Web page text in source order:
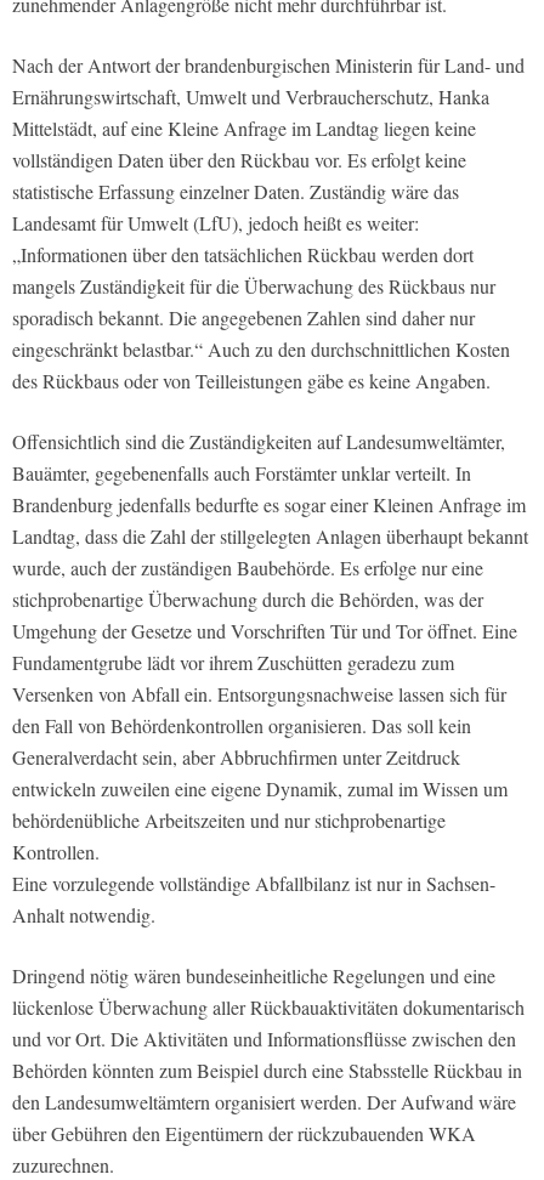
Nach der Antwort der brandenburgischen Ministerin für Land- und
Ernährungswirtschaft, Umwelt und Verbraucherschutz, Hanka
Mittelstädt, auf eine Kleine Anfrage im Landtag liegen keine
vollständigen Daten über den Rückbau vor. Es erfolgt keine
statistische Erfassung einzelner Daten. Zuständig wäre das
Landesamt für Umwelt (LfU), jedoch heißt es weiter:
„Informationen über den tatsächlichen Rückbau werden dort
mangels Zuständigkeit für die Überwachung des Rückbaus nur
sporadisch bekannt. Die angegebenen Zahlen sind daher nur
eingeschränkt belastbar.“ Auch zu den durchschnittlichen Kosten
des Rückbaus oder von Teilleistungen gäbe es keine Angaben.
Offensichtlich sind die Zuständigkeiten auf Landesumweltämter,
Bauämter, gegebenenfalls auch Forstämter unklar verteilt. In
Brandenburg jedenfalls bedurfte es sogar einer Kleinen Anfrage im
Landtag, dass die Zahl der stillgelegten Anlagen überhaupt bekannt
wurde, auch der zuständigen Baubehörde. Es erfolge nur eine
stichprobenartige Überwachung durch die Behörden, was der
Umgehung der Gesetze und Vorschriften Tür und Tor öffnet. Eine
Fundamentgrube lädt vor ihrem Zuschütten geradezu zum
Versenken von Abfall ein. Entsorgungsnachweise lassen sich für
den Fall von Behördenkontrollen organisieren. Das soll kein
Generalverdacht sein, aber Abbruchfirmen unter Zeitdruck
entwickeln zuweilen eine eigene Dynamik, zumal im Wissen um
behördenübliche Arbeitszeiten und nur stichprobenartige
Kontrollen.
Eine vorzulegende vollständige Abfallbilanz ist nur in Sachsen-
Anhalt notwendig.
Dringend nötig wären bundeseinheitliche Regelungen und eine
lückenlose Überwachung aller Rückbauaktivitäten dokumentarisch
und vor Ort. Die Aktivitäten und Informationsflüsse zwischen den
Behörden könnten zum Beispiel durch eine Stabsstelle Rückbau in
den Landesumweltämtern organisiert werden. Der Aufwand wäre
über Gebühren den Eigentümern der rückzubauenden WKA
zuzurechnen.